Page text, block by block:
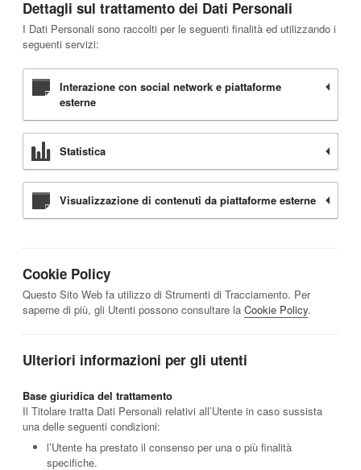
Dettagli sul trattamento dei Dati Personali
I Dati Personali sono raccolti per le seguenti finalità ed utilizzando i
seguenti servizi:
Interazione con social network e piattaforme
esterne
Statistica
Visualizzazione di contenuti da piattaforme esterne
Cookie Policy
Questo Sito Web fa utilizzo di Strumenti di Tracciamento. Per
saperne di più, gli Utenti possono consultare la Cookie Policy.
Ulteriori informazioni per gli utenti
Base giuridica del trattamento
Il Titolare tratta Dati Personali relativi all’Utente in caso sussista
una delle seguenti condizioni:
l’Utente ha prestato il consenso per una o più finalità
specifiche.